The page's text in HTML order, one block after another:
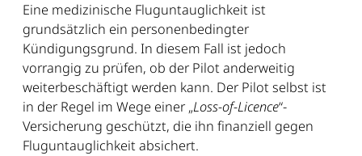
Eine medizinische Fluguntauglichkeit ist
grundsätzlich ein personenbedingter
Kündigungsgrund. In diesem Fall ist jedoch
vorrangig zu prüfen, ob der Pilot anderweitig
weiterbeschäftigt werden kann. Der Pilot selbst ist
in der Regel im Wege einer „Loss-of-Licence“-
Versicherung geschützt, die ihn finanziell gegen
Fluguntauglichkeit absichert.